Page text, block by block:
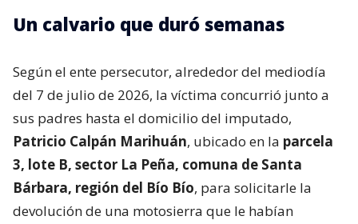
Un calvario que duró semanas
Según el ente persecutor, alrededor del mediodía
del 7 de julio de 2026, la víctima concurrió junto a
sus padres hasta el domicilio del imputado,
Patricio Calpán Marihuán, ubicado en la parcela
3, lote B, sector La Peña, comuna de Santa
Bárbara, región del Bío Bío, para solicitarle la
devolución de una motosierra que le habían